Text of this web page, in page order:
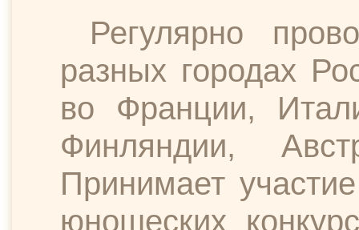
Регулярно
разных городах
во Франции,
Финляндии,
Принимает
юношеских